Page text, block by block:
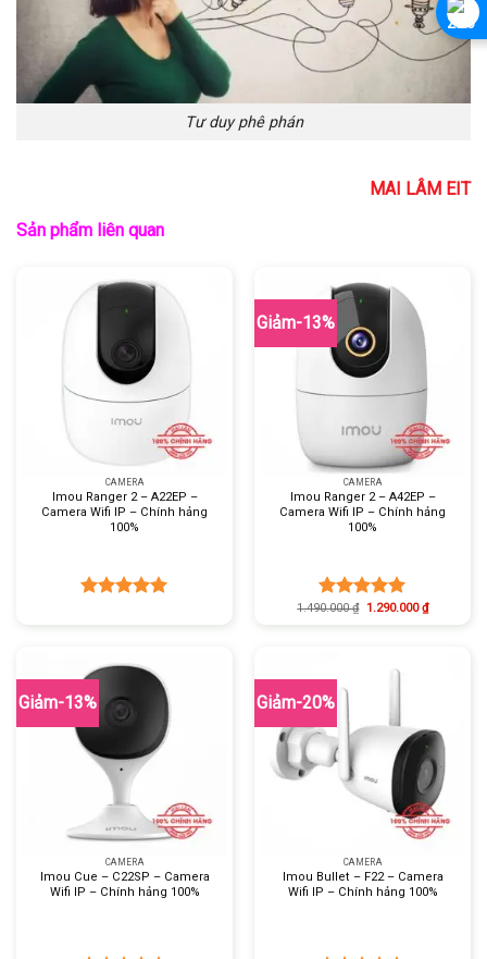
Tư duy phê phán
MAI LÂM EIT
Sản phẩm liên quan
CAMERA
Imou Ranger 2 – A22EP –
Camera Wifi IP – Chính hảng
100%
Giảm-13%
CAMERA
Imou Ranger 2 – A42EP –
Camera Wifi IP – Chính hảng
100%
Được xếp
1.490.000₫ 1.290.000₫
Giảm-13%
CAMERA
Imou Cue – C22SP – Camera
Wifi IP – Chính hảng 100%
Giảm-20%
CAMERA
Imou Bullet – F22 – Camera
Wifi IP – Chính hảng 100%